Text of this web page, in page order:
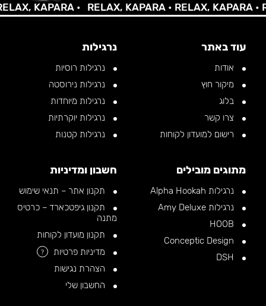
KAPARA • RELAX, KAPARA •RELAX, KAPARA •
עוד באתר
אודות
מיקור חוץ
בלוג
צרו קשר
רישום למועדון לקוחות
נרגילות
נרגילות רוסיות
נרגילות נירוסטה
נרגילות מיוחדות
נרגילות יוקרתיות
נרגילות קטנות
מתוגים מובילים
נרגילות Alpha Hookah
נרגילות Amy Deluxe
חשבון ומדיניות
תקנון אתר – תנאי שימוש
תקנון גיפטכארד – כרטיס
מתנה
תקנון מועדון לקוחות
מדיניות פרטיות
?
הצהרת נגישות
החשבון שלי